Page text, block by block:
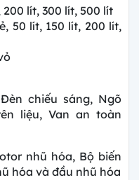
lít, 300 lít, 500 lít
50 lít, 150 lít, 200 lít,
chiếu sáng, Ngõ
liệu, Van an toàn
nhũ hóa, Bộ biến
hóa và đầu nhũ hóa